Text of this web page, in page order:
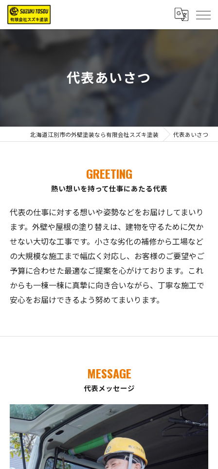
代表あいさつ
北海道江別市の外壁塗装なら有限会社スズキ塗装 代表あいさつ
熱い想いを持って仕事にあたる代表
GREETING
代表の仕事に対する想いや姿勢などをお届けしてまいり
ます。外壁や屋根の塗り替えは、建物を守るために欠か
せない大切な工事です。小さな劣化の補修から工場など
の大規模な施工まで幅広く対応し、お客様のご要望やご
予算に合わせた最適なご提案を心がけております。これ
からも一棟一棟に真摯に向き合いながら、丁寧な施工で
安心をお届けできるよう努めてまいります。
代表メッセージ
MESSAGE